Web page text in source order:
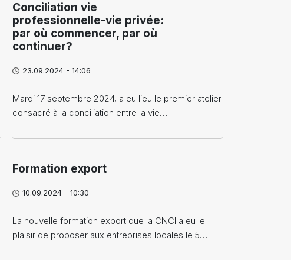
Conciliation vie
professionnelle-vie privée:
par où commencer, par où
continuer?
23.09.2024 - 14:06
Mardi 17 septembre 2024, a eu lieu le premier atelier
consacré à la conciliation entre la vie…
Formation export
10.09.2024 - 10:30
La nouvelle formation export que la CNCI a eu le
plaisir de proposer aux entreprises locales le 5…